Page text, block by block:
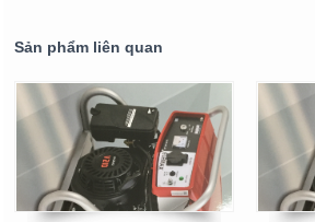
Sản phẩm liên quan